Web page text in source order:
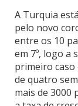
A Turquia
pelo novo
entre os 10
em 7º, logo a
primeiro caso
de quatro
mais de 3000